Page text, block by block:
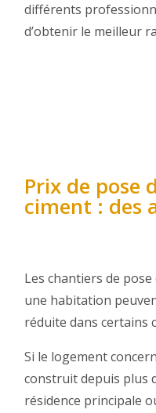
différents
d’obtenir le meilleur
Prix de pose
ciment : des
Les chantiers de
une habitation
réduite dans certains
Si le logement
construit depuis plus
résidence principale